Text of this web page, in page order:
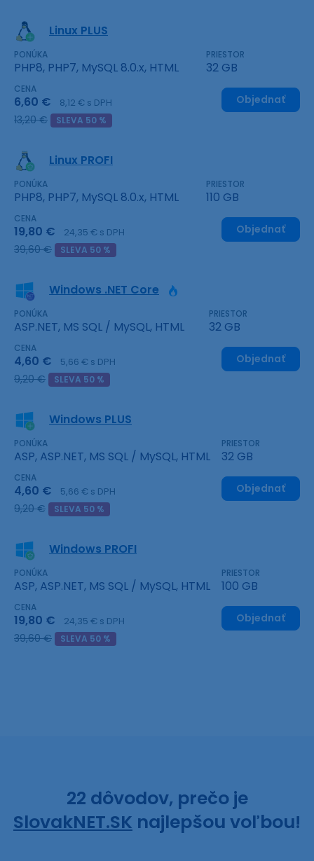
Linux PLUS
PONÚKA
PHP8, PHP7, MySQL 8.0.x, HTML
PRIESTOR
32 GB
CENA
6,60 € 8,12 € s DPH
13,20 € SLEVA 50 %
Objednať
Linux PROFI
PONÚKA
PHP8, PHP7, MySQL 8.0.x, HTML
PRIESTOR
110 GB
CENA
19,80 € 24,35 € s DPH
39,60 € SLEVA 50 %
Objednať
Windows .NET Core
PONÚKA
ASP.NET, MS SQL / MySQL, HTML
PRIESTOR
32 GB
CENA
4,60 € 5,66 € s DPH
9,20 € SLEVA 50 %
Objednať
Windows PLUS
PONÚKA
ASP, ASP.NET, MS SQL / MySQL, HTML
PRIESTOR
32 GB
CENA
4,60 € 5,66 € s DPH
9,20 € SLEVA 50 %
Objednať
Windows PROFI
PONÚKA
ASP, ASP.NET, MS SQL / MySQL, HTML
PRIESTOR
100 GB
CENA
19,80 € 24,35 € s DPH
39,60 € SLEVA 50 %
Objednať
22 dôvodov, prečo je
SlovakNET.SK najlepšou voľbou!